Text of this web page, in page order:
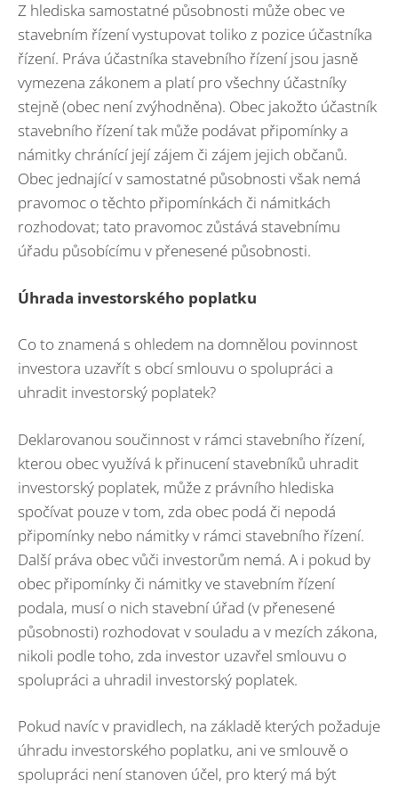
Z hlediska samostatné působnosti může obec ve
stavebním řízení vystupovat toliko z pozice účastníka
řízení. Práva účastníka stavebního řízení jsou jasně
vymezena zákonem a platí pro všechny účastníky
stejně (obec není zvýhodněna). Obec jakožto účastník
stavebního řízení tak může podávat připomínky a
námitky chránící její zájem či zájem jejich občanů.
Obec jednající v samostatné působnosti však nemá
pravomoc o těchto připomínkách či námitkách
rozhodovat; tato pravomoc zůstává stavebnímu
úřadu působícímu v přenesené působnosti.
Úhrada investorského poplatku
Co to znamená s ohledem na domnělou povinnost
investora uzavřít s obcí smlouvu o spolupráci a
uhradit investorský poplatek?
Deklarovanou součinnost v rámci stavebního řízení,
kterou obec využívá k přinucení stavebníků uhradit
investorský poplatek, může z právního hlediska
spočívat pouze v tom, zda obec podá či nepodá
připomínky nebo námitky v rámci stavebního řízení.
Další práva obec vůči investorům nemá. A i pokud by
obec připomínky či námitky ve stavebním řízení
podala, musí o nich stavební úřad (v přenesené
působnosti) rozhodovat v souladu a v mezích zákona,
nikoli podle toho, zda investor uzavřel smlouvu o
spolupráci a uhradil investorský poplatek.
Pokud navíc v pravidlech, na základě kterých požaduje
úhradu investorského poplatku, ani ve smlouvě o
spolupráci není stanoven účel, pro který má být